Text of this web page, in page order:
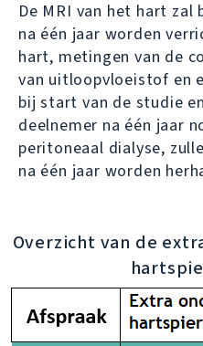
De MRI van het hart
na één jaar worden
hart, metingen van de
van uitloopvloeistof en
bij start van de studie
deelnemer na één jaar
peritoneaal dialyse,
na één jaar worden
Overzicht van de